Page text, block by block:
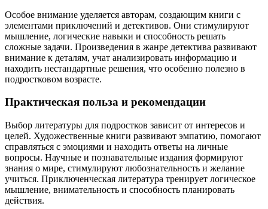
Особое внимание уделяется авторам, создающим книги с
элементами приключений и детективов. Они стимулируют
мышление, логические навыки и способность решать
сложные задачи. Произведения в жанре детектива развивают
внимание к деталям, учат анализировать информацию и
находить нестандартные решения, что особенно полезно в
подростковом возрасте.
Практическая польза и рекомендации
Выбор литературы для подростков зависит от интересов и
целей. Художественные книги развивают эмпатию, помогают
справляться с эмоциями и находить ответы на личные
вопросы. Научные и познавательные издания формируют
знания о мире, стимулируют любознательность и желание
учиться. Приключенческая литература тренирует логическое
мышление, внимательность и способность планировать
действия.